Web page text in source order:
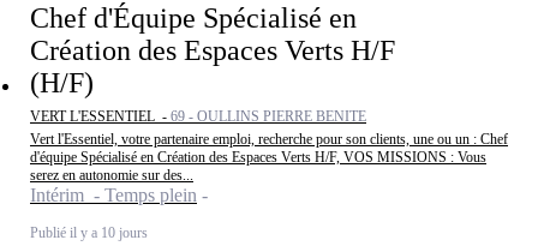
Chef d'Équipe Spécialisé en
Création des Espaces Verts H/F
(H/F)
VERT L'ESSENTIEL - 69 - OULLINS PIERRE BENITE
Vert l'Essentiel, votre partenaire emploi, recherche pour son clients, une ou un : Chef
d'équipe Spécialisé en Création des Espaces Verts H/F, VOS MISSIONS : Vous
serez en autonomie sur des...
Intérim - Temps plein
Publié il y a 10 jours